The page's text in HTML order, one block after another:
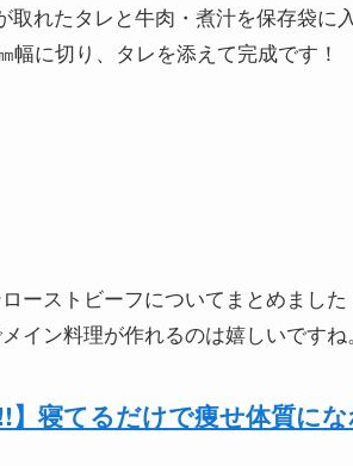
取れたタレと牛肉・煮汁を保存袋に
幅に切り、タレを添えて完成です！
ーストビーフについてまとめました
イン料理が作れるのは嬉しいですね。
!!】寝てるだけで痩せ体質に